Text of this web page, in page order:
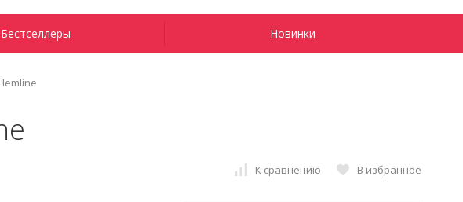
Бестселлеры Новинки
К сравнению В избранное